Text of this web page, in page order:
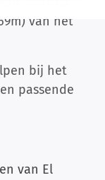
van het
bij het
passende
van El